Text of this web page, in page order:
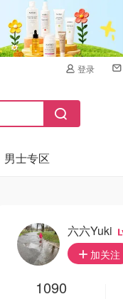
登录
男士专区
六六Yuki
加关注
1090